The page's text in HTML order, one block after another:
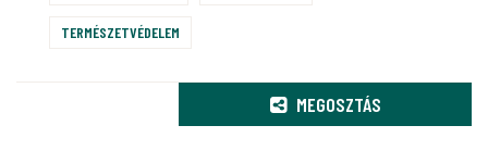
TERMÉSZETVÉDELEM
MEGOSZTÁS